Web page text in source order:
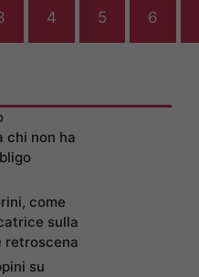
4 5 6
chi non ha
come
sulla
retroscena
su